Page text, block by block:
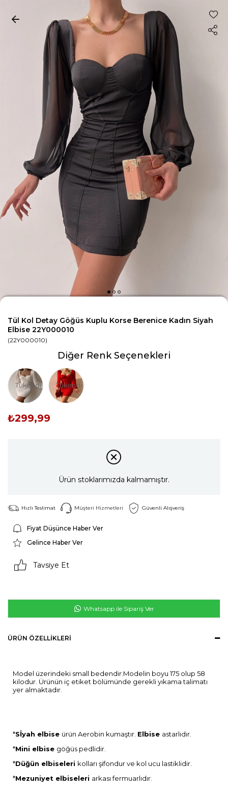
Tül Kol Detay Göğüs Kuplu Korse Berenice Kadın Siyah
Elbise 22Y000010
(22Y000010)
Diğer Renk Seçenekleri
Tükendi Tükendi
₺299,99
Ürün stoklarımızda kalmamıştır.
Hızlı Teslimat Müşteri Hizmetleri Güvenli Alışveriş
Fiyat Düşünce Haber Ver
Gelince Haber Ver
Tavsiye Et
Whatsapp ile Sipariş Ver
ÜRÜN ÖZELLIKLERI
Model üzerindeki small bedendir.Modelin boyu 175 olup 58
kilodur. Ürünün iç etiket bölümünde gerekli yıkama talimatı
yer almaktadır.
*Sİyah elbise ürün Aerobin kumaştır. Elbise astarlıdır.
*Mini elbise göğüs pedlidir.
*Düğün elbiseleri kolları şifondur ve kol ucu lastiklidir.
*Mezuniyet elbiseleri arkası fermuarlıdır.